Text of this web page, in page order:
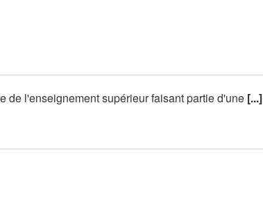
de l'enseignement supérieur faisant partie d'une [...]